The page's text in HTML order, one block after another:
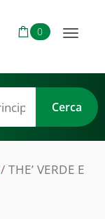
0
Toggle
/ THE’ VERDE E